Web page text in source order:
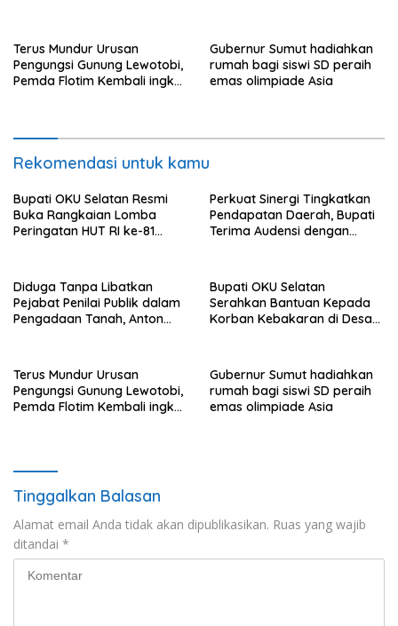
Terus Mundur Urusan
Pengungsi Gunung Lewotobi,
Pemda Flotim Kembali ingkar
Gubernur Sumut hadiahkan
rumah bagi siswi SD peraih
emas olimpiade Asia
Rekomendasi untuk kamu
Bupati OKU Selatan Resmi
Buka Rangkaian Lomba
Peringatan HUT RI ke-81
Perkuat Sinergi Tingkatkan
Pendapatan Daerah, Bupati
Terima Audensi dengan
Diduga Tanpa Libatkan
Pejabat Penilai Publik dalam
Pengadaan Tanah, Anton
Bupati OKU Selatan
Serahkan Bantuan Kepada
Korban Kebakaran di Desa
Terus Mundur Urusan
Pengungsi Gunung Lewotobi,
Pemda Flotim Kembali ingkar
Gubernur Sumut hadiahkan
rumah bagi siswi SD peraih
emas olimpiade Asia
Tinggalkan Balasan
Alamat email Anda tidak akan dipublikasikan. Ruas yang wajib
ditandai *